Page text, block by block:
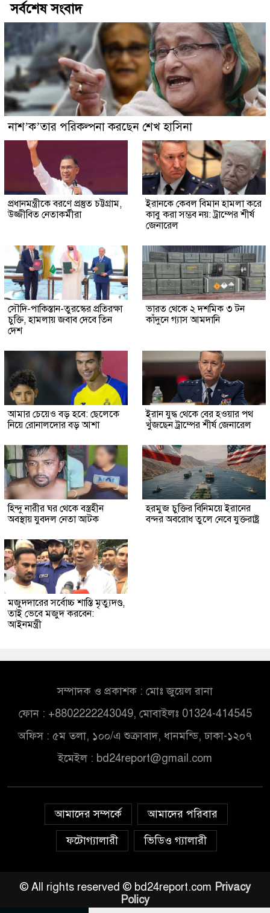
সর্বশেষ সংবাদ
নাশ’ক’তার পরিকল্পনা করছেন শেখ হাসিনা
প্রধানমন্ত্রীকে বরণে প্রস্তুত চট্টগ্রাম,
উজ্জীবিত নেতাকর্মীরা
ইরানকে কেবল বিমান হামলা করে
কাবু করা সম্ভব নয়: ট্রাম্পের শীর্ষ
জেনারেল
সৌদি-পাকিস্তান-তুরস্কের প্রতিরক্ষা
চুক্তি, হামলায় জবাব দেবে তিন
দেশ
ভারত থেকে ২ দশমিক ৩ টন
কাঁদুনে গ্যাস আমদানি
আমার চেয়েও বড় হবে: ছেলেকে
নিয়ে রোনালদোর বড় আশা
ইরান যুদ্ধ থেকে বের হওয়ার পথ
খুঁজছেন ট্রাম্পের শীর্ষ জেনারেল
হিন্দু নারীর ঘর থেকে বস্ত্রহীন
অবস্থায় যুবদল নেতা আটক
হরমুজ চুক্তির বিনিময়ে ইরানের
বন্দর অবরোধ তুলে নেবে যুক্তরাষ্ট্র
মজুদদারের সর্বোচ্চ শাস্তি মৃত্যুদণ্ড,
তাই ভেবে মজুদ করবেন:
আইনমন্ত্রী
সম্পাদক ও প্রকাশক : মোঃ জুয়েল রানা
ফোন : +8802222243049, মোবাইলঃ 01324-414545
অফিস : ৫ম তলা, ১০০/এ শুক্রাবাদ, ধানমন্ডি, ঢাকা-১২০৭
ইমেইল : bd24report@gmail.com
আমাদের সম্পর্কে
আমাদের পরিবার
ফটোগ্যালারী
ভিডিও গ্যালারী
© All rights reserved © bd24report.com Privacy
Policy